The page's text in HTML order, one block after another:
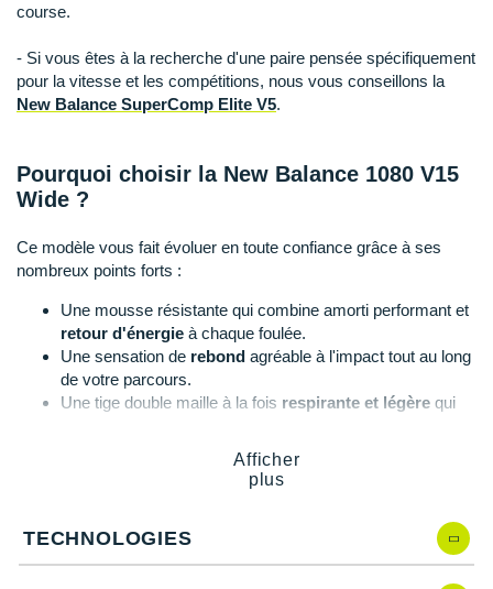
course.
- Si vous êtes à la recherche d'une paire pensée spécifiquement
pour la vitesse et les compétitions, nous vous conseillons la
New Balance SuperComp Elite V5.
Pourquoi choisir la New Balance 1080 V15
Wide ?
Ce modèle vous fait évoluer en toute confiance grâce à ses
nombreux points forts :
Une mousse résistante qui combine amorti performant et
retour d'énergie à chaque foulée.
Une sensation de rebond agréable à l'impact tout au long
de votre parcours.
Une tige double maille à la fois respirante et légère qui
Un talon renforcé pour plus de sécurité.
en toutes circonstances sur sols
Afficher
plus
TECHNOLOGIES
Smoon
Speedo
Suunto
The North Face
Thuasne
Under Armour
Withings
X-Bionic
+ Voir toutes les marques